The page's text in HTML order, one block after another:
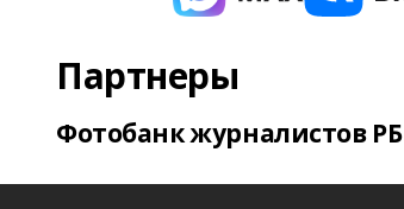
Партнеры
Фотобанк журналистов РБ